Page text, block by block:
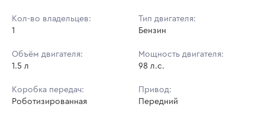
Кол-во владельцев:
1
Тип двигателя:
Бензин
Объём двигателя:
1.5 л
Мощность двигателя:
98 л.с.
Коробка передач:
Роботизированная
Привод:
Передний